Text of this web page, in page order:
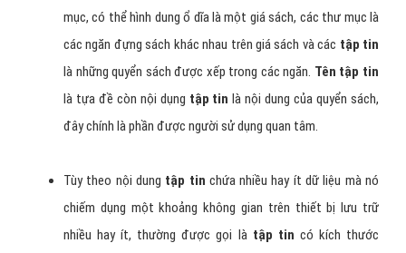
mục, có thể hình dung ổ dĩa là một giá sách, các thư mục là
các ngăn đựng sách khác nhau trên giá sách và các tập tin
là những quyển sách được xếp trong các ngăn. Tên tập tin
là tựa đề còn nội dụng tập tin là nội dung của quyển sách,
đây chính là phần được người sử dụng quan tâm.
Tùy theo nội dung tập tin chứa nhiều hay ít dữ liệu mà nó
chiếm dụng một khoảng không gian trên thiết bị lưu trữ
nhiều hay ít, thường được gọi là tập tin có kích thước